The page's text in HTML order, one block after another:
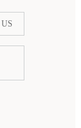
US